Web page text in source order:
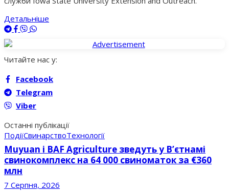
Детальніше
Читайте нас у:
Facebook
Telegram
Viber
Останні публікації
ПодіїСвинарствоТехнології
Muyuan і BAF Agriculture зведуть у В’єтнамі
свинокомплекс на 64 000 свиноматок за €360
млн
7 Серпня, 2026